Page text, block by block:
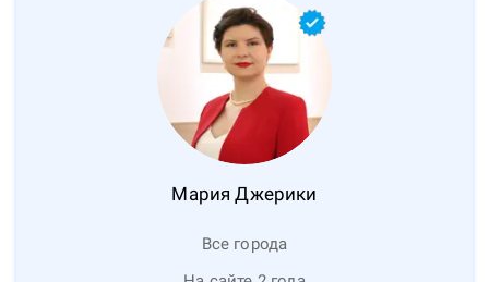
Мария Джерики
Все города